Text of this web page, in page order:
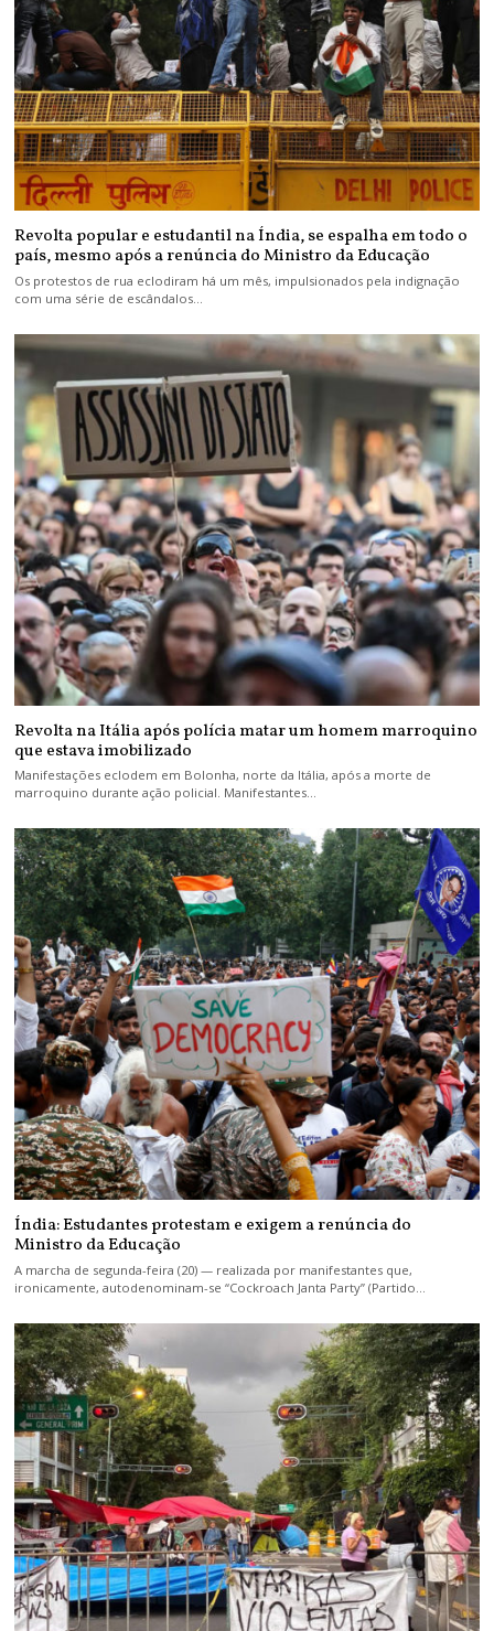
Revolta popular e estudantil na Índia, se espalha em todo o
país, mesmo após a renúncia do Ministro da Educação
Os protestos de rua eclodiram há um mês, impulsionados pela indignação
com uma série de escândalos…
Revolta na Itália após polícia matar um homem marroquino
que estava imobilizado
Manifestações eclodem em Bolonha, norte da Itália, após a morte de
marroquino durante ação policial. Manifestantes…
Índia: Estudantes protestam e exigem a renúncia do
Ministro da Educação
A marcha de segunda-feira (20) — realizada por manifestantes que,
ironicamente, autodenominam-se “Cockroach Janta Party” (Partido…